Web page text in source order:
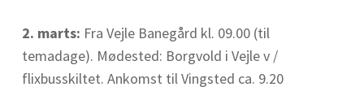
2. marts: Fra Vejle Banegård kl. 09.00 (til
temadage). Mødested: Borgvold i Vejle v /
flixbusskiltet. Ankomst til Vingsted ca. 9.20